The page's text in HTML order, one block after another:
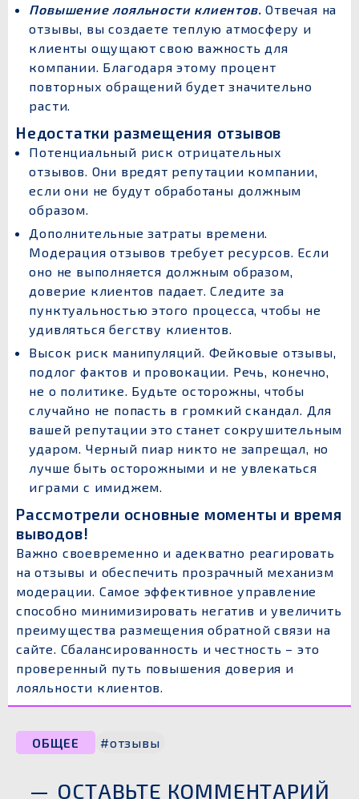
Повышение лояльности клиентов. Отвечая на
отзывы, вы создаете теплую атмосферу и
клиенты ощущают свою важность для
компании. Благодаря этому процент
повторных обращений будет значительно
расти.
Недостатки размещения отзывов
Потенциальный риск отрицательных
отзывов. Они вредят репутации компании,
если они не будут обработаны должным
образом.
Дополнительные затраты времени.
Модерация отзывов требует ресурсов. Если
оно не выполняется должным образом,
доверие клиентов падает. Следите за
пунктуальностью этого процесса, чтобы не
удивляться бегству клиентов.
Высок риск манипуляций. Фейковые отзывы,
подлог фактов и провокации. Речь, конечно,
не о политике. Будьте осторожны, чтобы
случайно не попасть в громкий скандал. Для
вашей репутации это станет сокрушительным
ударом. Черный пиар никто не запрещал, но
лучше быть осторожными и не увлекаться
играми с имиджем.
Рассмотрели основные моменты и время
выводов!
Важно своевременно и адекватно реагировать
на отзывы и обеспечить прозрачный механизм
модерации. Самое эффективное управление
способно минимизировать негатив и увеличить
преимущества размещения обратной связи на
сайте. Сбалансированность и честность – это
проверенный путь повышения доверия и
лояльности клиентов.
ОБЩЕЕ #отзывы
ОСТАВЬТЕ КОММЕНТАРИЙ